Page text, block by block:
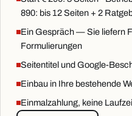
890: bis 12 Seiten + 2
Ein Gespräch — Sie liefern
Formulierungen
Seitentitel und Google-
Einbau in Ihre bestehende
Einmalzahlung, keine